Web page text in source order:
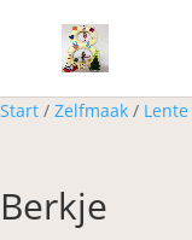
Start / Zelfmaak / Lente
Berkje